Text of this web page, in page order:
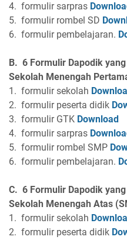
4. formulir sarpras
5. formulir rombel SD
6. formulir pembelajaran.
B. 6 Formulir Dapodik
Sekolah Menengah
1. formulir sekolah
2. formulir peserta didik
3. formulir GTK Download
4. formulir sarpras
5. formulir rombel SMP
6. formulir pembelajaran.
C. 6 Formulir Dapodik
Sekolah Menengah Atas
1. formulir sekolah
2. formulir peserta didik